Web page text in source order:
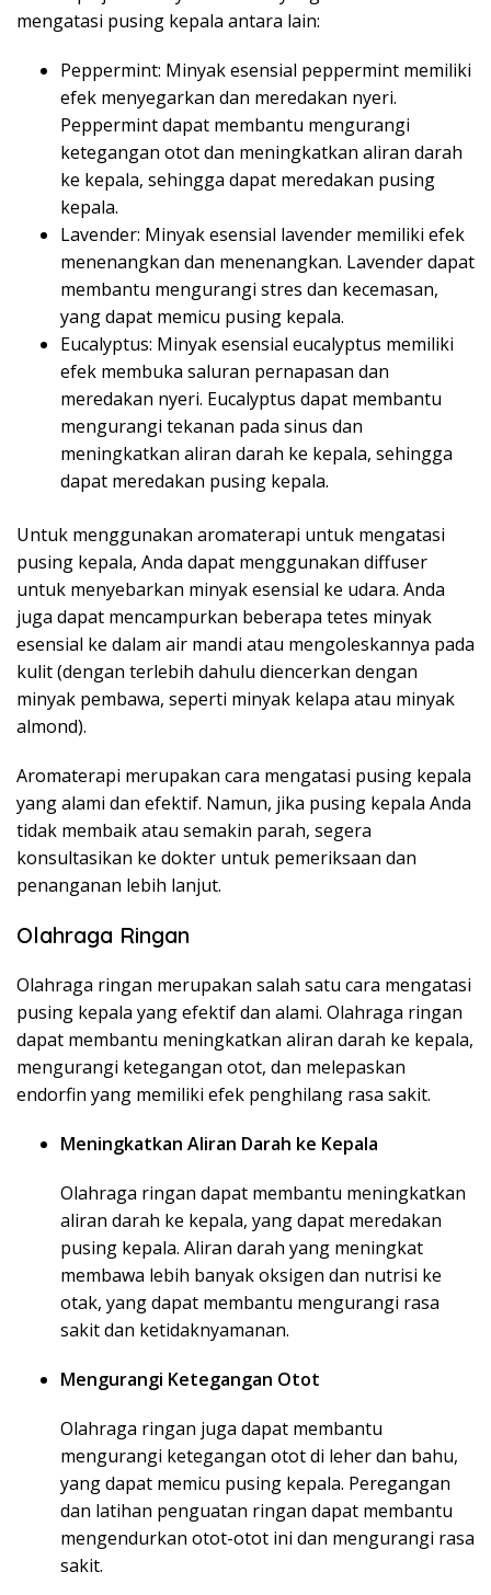
mengatasi pusing kepala antara lain:
Peppermint: Minyak esensial peppermint memiliki
efek menyegarkan dan meredakan nyeri.
Peppermint dapat membantu mengurangi
ketegangan otot dan meningkatkan aliran darah
ke kepala, sehingga dapat meredakan pusing
kepala.
Lavender: Minyak esensial lavender memiliki efek
menenangkan dan menenangkan. Lavender dapat
membantu mengurangi stres dan kecemasan,
yang dapat memicu pusing kepala.
Eucalyptus: Minyak esensial eucalyptus memiliki
efek membuka saluran pernapasan dan
meredakan nyeri. Eucalyptus dapat membantu
mengurangi tekanan pada sinus dan
meningkatkan aliran darah ke kepala, sehingga
dapat meredakan pusing kepala.
Untuk menggunakan aromaterapi untuk mengatasi
pusing kepala, Anda dapat menggunakan diffuser
untuk menyebarkan minyak esensial ke udara. Anda
juga dapat mencampurkan beberapa tetes minyak
esensial ke dalam air mandi atau mengoleskannya pada
kulit (dengan terlebih dahulu diencerkan dengan
minyak pembawa, seperti minyak kelapa atau minyak
almond).
Aromaterapi merupakan cara mengatasi pusing kepala
yang alami dan efektif. Namun, jika pusing kepala Anda
tidak membaik atau semakin parah, segera
konsultasikan ke dokter untuk pemeriksaan dan
penanganan lebih lanjut.
Olahraga Ringan
Olahraga ringan merupakan salah satu cara mengatasi
pusing kepala yang efektif dan alami. Olahraga ringan
dapat membantu meningkatkan aliran darah ke kepala,
mengurangi ketegangan otot, dan melepaskan
endorfin yang memiliki efek penghilang rasa sakit.
Meningkatkan Aliran Darah ke Kepala
Olahraga ringan dapat membantu meningkatkan
aliran darah ke kepala, yang dapat meredakan
pusing kepala. Aliran darah yang meningkat
membawa lebih banyak oksigen dan nutrisi ke
otak, yang dapat membantu mengurangi rasa
sakit dan ketidaknyamanan.
Mengurangi Ketegangan Otot
Olahraga ringan juga dapat membantu
mengurangi ketegangan otot di leher dan bahu,
yang dapat memicu pusing kepala. Peregangan
dan latihan penguatan ringan dapat membantu
mengendurkan otot-otot ini dan mengurangi rasa
sakit.